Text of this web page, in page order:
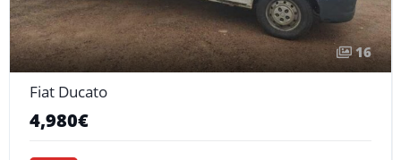
16
Fiat Ducato
4,980€